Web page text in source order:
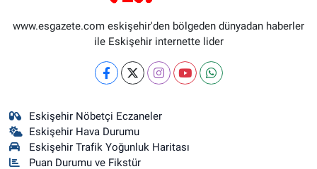
www.esgazete.com eskişehir'den bölgeden dünyadan haberler
ile Eskişehir internette lider
Eskişehir Nöbetçi Eczaneler
Eskişehir Hava Durumu
Eskişehir Trafik Yoğunluk Haritası
Puan Durumu ve Fikstür